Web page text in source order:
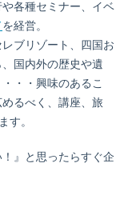
各種セミナー、イベ
を経営。
ブリゾート、四国お
国内外の歴史や遺
・・興味のあるこ
るべく、講座、旅
す。
』と思ったらすぐ企